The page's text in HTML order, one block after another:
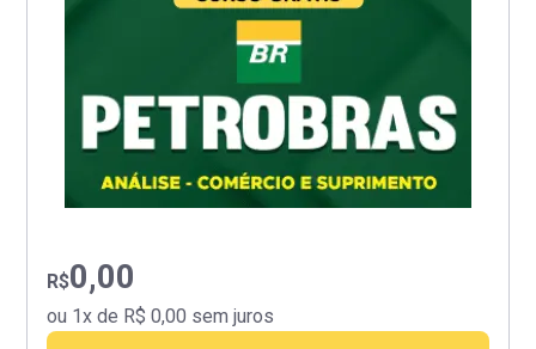
R$0,00
ou 1x de R$ 0,00 sem juros